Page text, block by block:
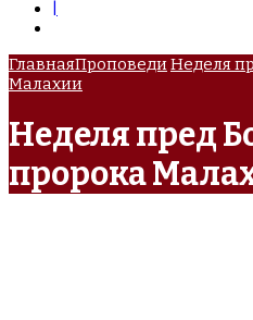
ГлавнаяПроповедиНеделя
Малахии
Неделя пред
пророка